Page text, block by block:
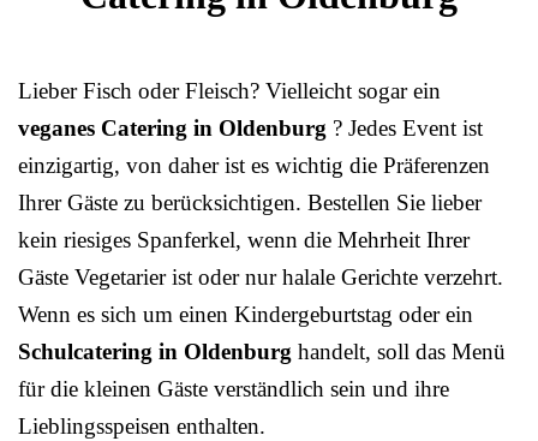
Lieber Fisch oder Fleisch? Vielleicht sogar ein
veganes Catering in Oldenburg ? Jedes Event ist
einzigartig, von daher ist es wichtig die Präferenzen
Ihrer Gäste zu berücksichtigen. Bestellen Sie lieber
kein riesiges Spanferkel, wenn die Mehrheit Ihrer
Gäste Vegetarier ist oder nur halale Gerichte verzehrt.
Wenn es sich um einen Kindergeburtstag oder ein
Schulcatering in Oldenburg handelt, soll das Menü
für die kleinen Gäste verständlich sein und ihre
Lieblingsspeisen enthalten.